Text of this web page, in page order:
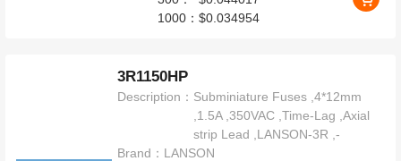
1000：$0.034954
3R1150HP
Description： Subminiature Fuses ,4*12mm
,1.5A ,350VAC ,Time-Lag ,Axial
strip Lead ,LANSON-3R ,-
Brand： LANSON